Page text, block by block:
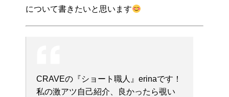
について書きたいと思います
CRAVEの『ショート職人』erinaです！
私の激アツ自己紹介、良かったら覗い